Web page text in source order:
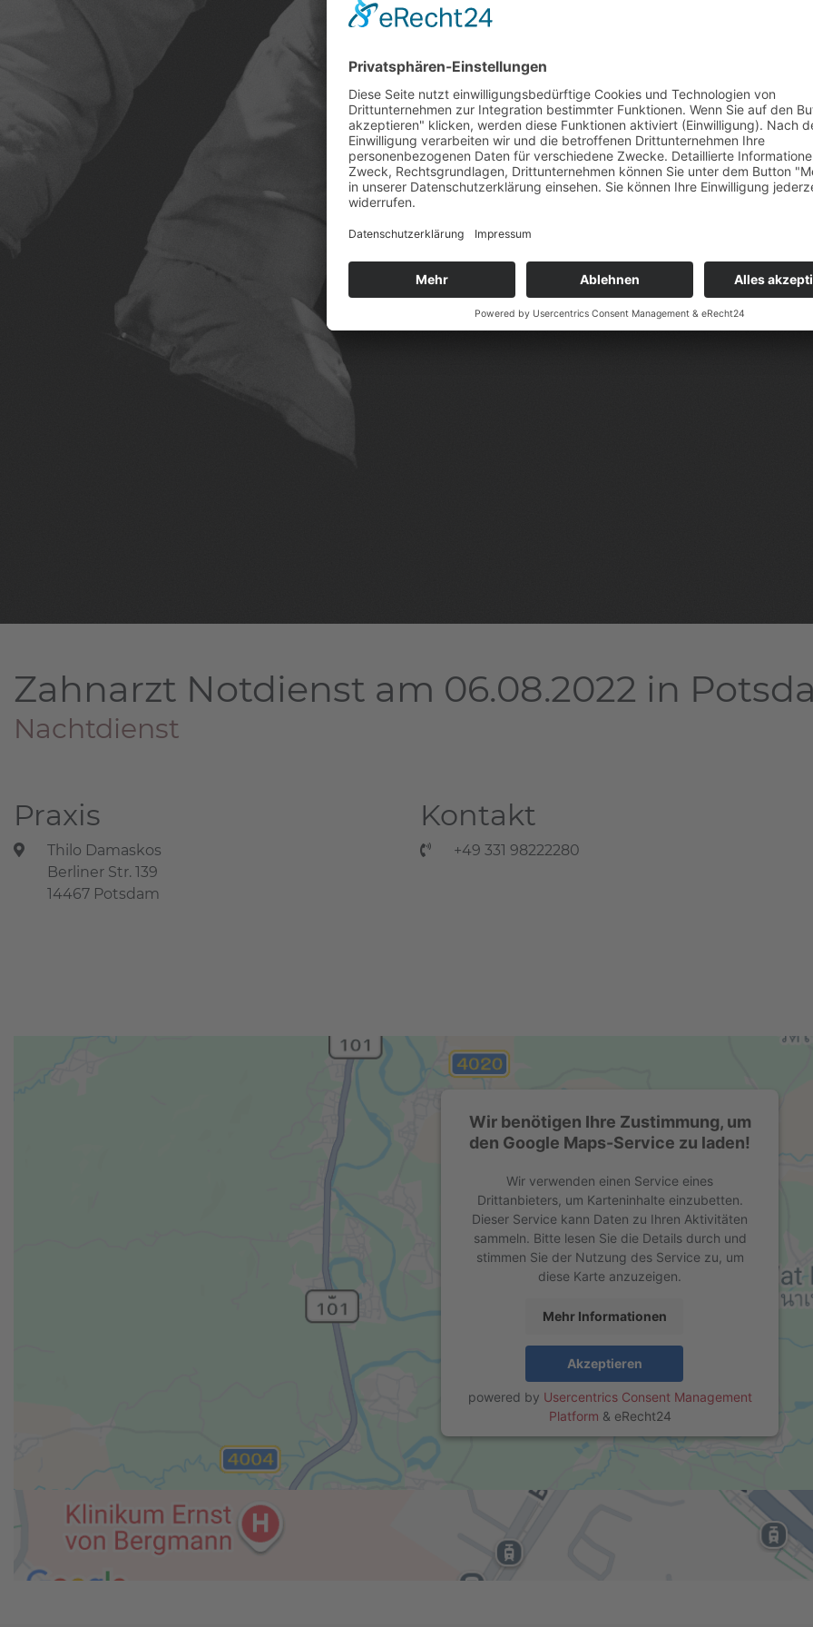
Zahnarzt Notdienst am 06.08.2022 in
Nachtdienst
Praxis
Thilo Damaskos
Berliner Str. 139
14467 Potsdam
Kontakt
+49 331 98222280
Wir benötigen Ihre Zustimmung, um
den Google Maps-Service zu laden!
Wir verwenden einen Service eines
Drittanbieters, um Karteninhalte einzubetten.
Dieser Service kann Daten zu Ihren Aktivitäten
sammeln. Bitte lesen Sie die Details durch und
stimmen Sie der Nutzung des Service zu, um
diese Karte anzuzeigen.
Mehr Informationen
Akzeptieren
powered by Usercentrics Consent Management
Platform & eRecht24